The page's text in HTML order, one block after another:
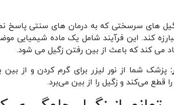
های سرسختی که به درمان های سنتی پاسخ
می کند که باعث از بین رفتن زگیل می شود.
پزشک شما از نور لیزر برای گرم کردن و از
قطع می‌کند و زگیل را از بین می‌برد.